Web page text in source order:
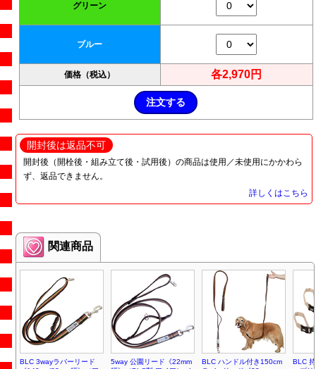
グリーン
ブルー
価格（税込） 各2,970円
開封後は返品不可
開封後（開栓後・組み立て後・試用後）の商品は使用／未使用にかかわら
ず、返品できません。
詳しくはこちら
関連商品
BLC 3wayラバーリード
5way 公園リード《22mm
BLC ハンドル付き150cm
BLC